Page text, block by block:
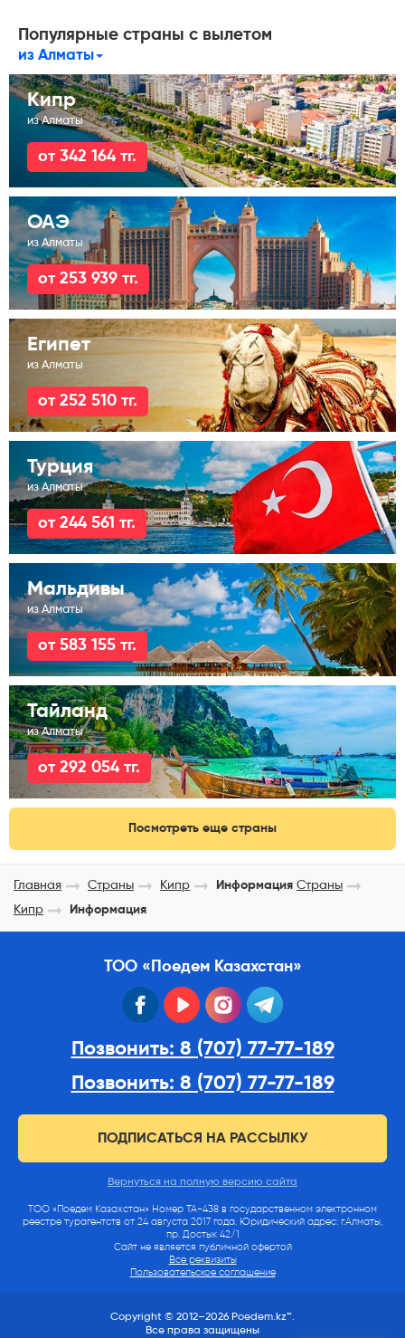
Популярные страны с вылетом
из Алматы
Кипр
из Алматы
от 342 164 тг.
ОАЭ
из Алматы
от 253 939 тг.
Египет
из Алматы
от 252 510 тг.
Турция
из Алматы
от 244 561 тг.
Мальдивы
из Алматы
от 583 155 тг.
Тайланд
из Алматы
от 292 054 тг.
Посмотреть еще страны
Главная Страны Кипр Информация Страны
Кипр
Информация
ТОО «Поедем Казахстан»
facebook youtube instagram
Позвонить: 8 (707) 77-77-189
Позвонить: 8 (707) 77-77-189
ПОДПИСАТЬСЯ НА РАССЫЛКУ
Вернуться на полную версию сайта
ТОО «Поедем Казахстан» Номер ТА-438 в государственном электронном
реестре турагентств от 24 августа 2017 года. Юридический адрес: г.Алматы,
пр. Достык 42/1
Сайт не является публичной офертой
Все реквизиты
Пользовательское соглашение
Copyright © 2012–2026 Poedem.kz™.
Все права защищены